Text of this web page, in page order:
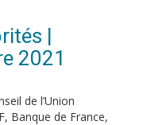
|
2021
de l’Union
Banque de France,